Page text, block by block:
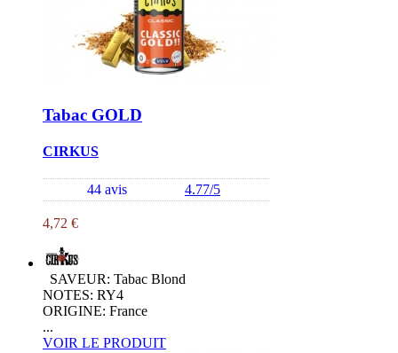
Tabac GOLD
CIRKUS
44 avis 4.77/5
4,72 €
SAVEUR: Tabac Blond
NOTES: RY4
ORIGINE: France
...
VOIR LE PRODUIT